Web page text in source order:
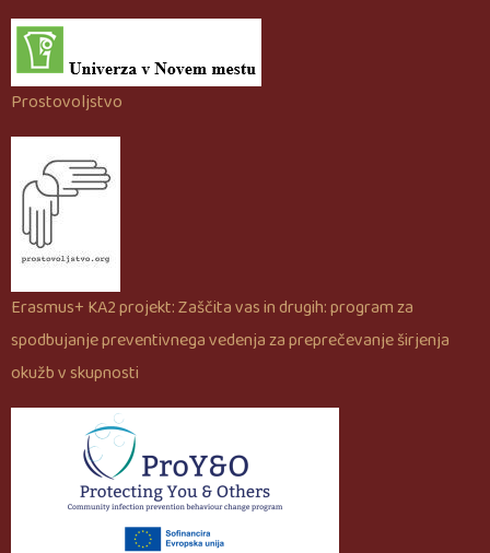
Prostovoljstvo
Erasmus+ KA2 projekt: Zaščita vas in drugih: program za
spodbujanje preventivnega vedenja za preprečevanje širjenja
okužb v skupnosti